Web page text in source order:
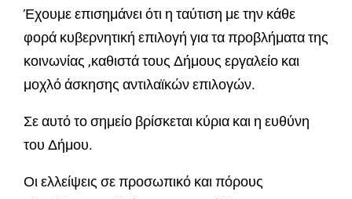
Έχουμε επισημάνει ότι η ταύτιση με την κάθε
φορά κυβερνητική επιλογή για τα προβλήματα της
κοινωνίας ,καθιστά τους Δήμους εργαλείο και
μοχλό άσκησης αντιλαϊκών επιλογών.
Σε αυτό το σημείο βρίσκεται κύρια και η ευθύνη
του Δήμου.
Οι ελλείψεις σε προσωπικό και πόρους